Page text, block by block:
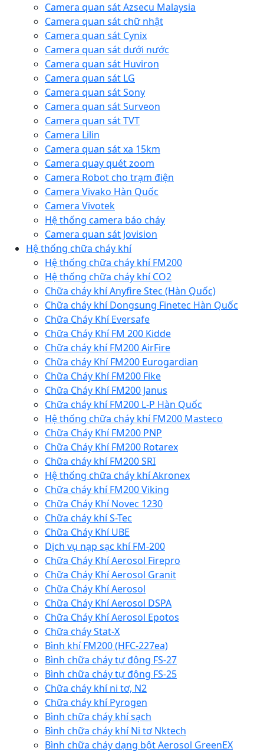
Camera quan sát Azsecu Malaysia
Camera quan sát chữ nhật
Camera quan sát Cynix
Camera quan sát dưới nước
Camera quan sát Huviron
Camera quan sát LG
Camera quan sát Sony
Camera quan sát Surveon
Camera quan sát TVT
Camera Lilin
Camera quan sát xa 15km
Camera quay quét zoom
Camera Robot cho trạm điện
Camera Vivako Hàn Quốc
Camera Vivotek
Hệ thống camera báo cháy
Camera quan sát Jovision
Hệ thống chữa cháy khí
Hệ thống chữa cháy khí FM200
Hệ thống chữa cháy khí CO2
Chữa cháy khí Anyfire Stec (Hàn Quốc)
Chữa cháy khí Dongsung Finetec Hàn Quốc
Chữa Cháy Khí Eversafe
Chữa Cháy Khí FM 200 Kidde
Chữa cháy khí FM200 AirFire
Chữa cháy Khí FM200 Eurogardian
Chữa Cháy Khí FM200 Fike
Chữa Cháy Khí FM200 Janus
Chữa cháy khí FM200 L-P Hàn Quốc
Hệ thống chữa cháy khí FM200 Masteco
Chữa Cháy Khí FM200 PNP
Chữa Cháy Khí FM200 Rotarex
Chữa cháy khí FM200 SRI
Hệ thống chữa cháy khí Akronex
Chữa cháy khí FM200 Viking
Chữa Cháy Khí Novec 1230
Chữa cháy khí S-Tec
Chữa Cháy Khí UBE
Dịch vụ nạp sạc khí FM-200
Chữa Cháy Khí Aerosol Firepro
Chữa Cháy Khí Aerosol Granit
Chữa Cháy Khí Aerosol
Chữa Cháy Khí Aerosol DSPA
Chữa Cháy Khí Aerosol Epotos
Chữa cháy Stat-X
Bình khí FM200 (HFC-227ea)
Bình chữa cháy tự động FS-27
Bình chữa cháy tự động FS-25
Chữa cháy khí ni tơ, N2
Chữa cháy khí Pyrogen
Bình chữa cháy khí sạch
Bình chữa cháy khí Ni tơ Nktech
Bình chữa cháy dạng bột Aerosol GreenEX